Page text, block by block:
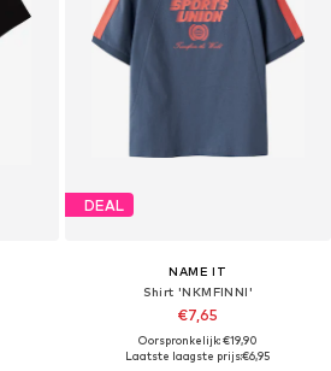
DEAL
NAME IT
Shirt 'NKMFINNI'
€7,65
Oorspronkelijk: €19,90
Laatste laagste prijs:€6,95